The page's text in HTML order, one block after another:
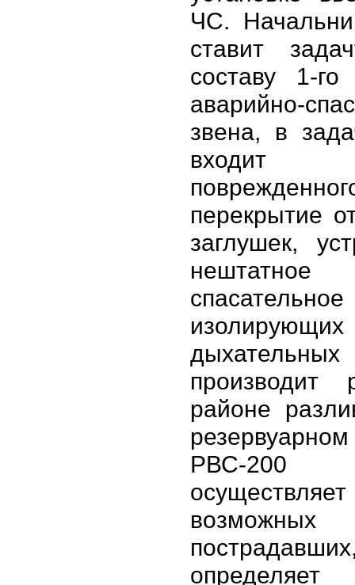
ЧС.
ставит
составу 1-го
аварийно-
звена, в
входит
перекрытие
заглушек,
нештатное
изолирующих
производит
районе
РВС-
возможных